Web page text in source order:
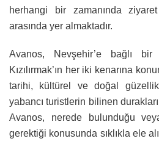
herhangi bir zamanında
arasında yer almaktadır.
Avanos, Nevşehir’e bağlı bir
Kızılırmak’ın her iki kenarına
tarihi, kültürel ve doğal
yabancı turistlerin bilinen
Avanos, nerede bulunduğu
gerektiği konusunda sıklıkla ele